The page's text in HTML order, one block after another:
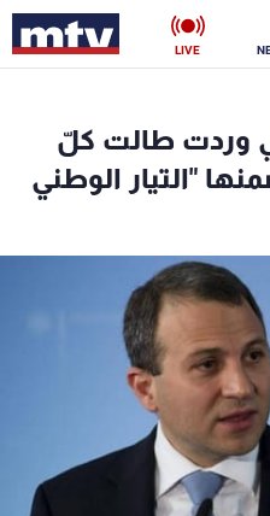
LIVE
وردت طالت كلّ
"التيار الوطني
فن
رياضة